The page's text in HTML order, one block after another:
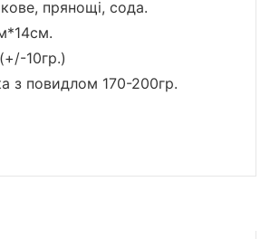
прянощі, сода.
10гр.)
з повидлом 170-200гр.